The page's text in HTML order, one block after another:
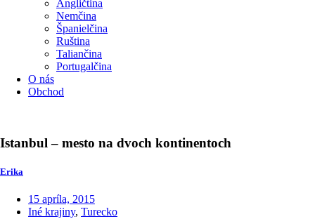
Angličtina
Nemčina
Španielčina
Ruština
Taliančina
Portugalčina
O nás
Obchod
Istanbul – mesto na dvoch kontinentoch
Erika
15 apríla, 2015
Iné krajiny, Turecko